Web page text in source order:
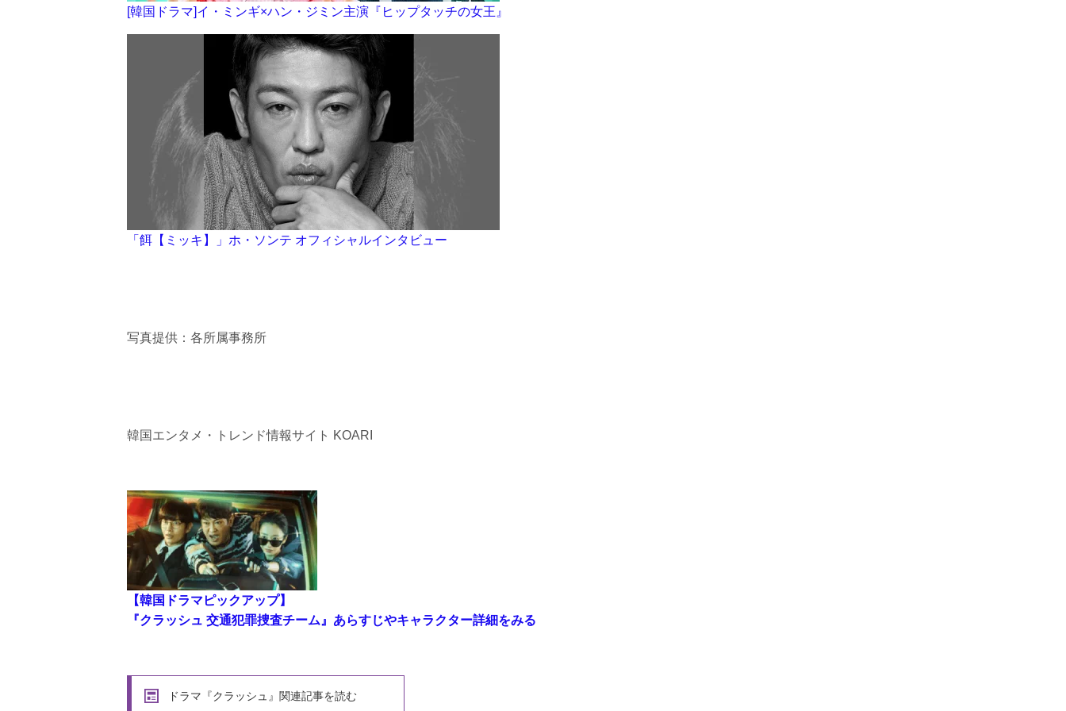
[韓国ドラマ]イ・ミンギ×ハン・ジミン主演『ヒップタッチの女王』
「餌【ミッキ】」ホ・ソンテ オフィシャルインタビュー
写真提供：各所属事務所
韓国エンタメ・トレンド情報サイト KOARI
【韓国ドラマピックアップ】
『クラッシュ 交通犯罪捜査チーム』あらすじやキャラクター詳細をみる
ドラマ『クラッシュ』関連記事を読む